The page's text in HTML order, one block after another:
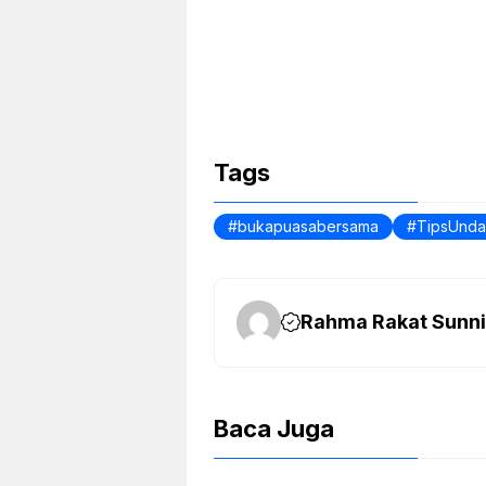
Tags
bukapuasabersama
Rahma Rakat Sunni
Baca Juga